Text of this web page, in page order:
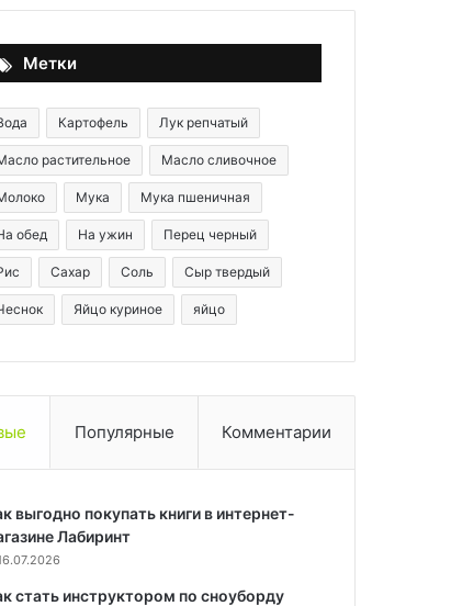
Метки
Картофель Лук репчатый
растительное Масло сливочное
Мука Мука пшеничная
обед На ужин Перец черный
Сахар Соль Сыр твердый
Яйцо куриное яйцо
Популярные Комментарии
выгодно покупать книги в интернет-
Лабиринт
стать инструктором по сноуборду